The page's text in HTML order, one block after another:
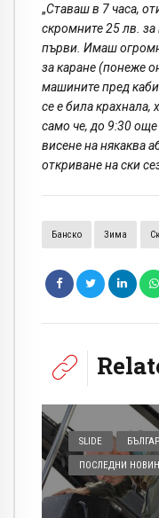
„Ставаш в 7 часа,
скромните 25 лв. за
първи. Имаш
за каране (понеже
машините пред
се е била крахнала,
само че, до 9:30
висене на някаква
откриване на ски
Банско Зима
SLIDE
ПОСЛЕДНИ